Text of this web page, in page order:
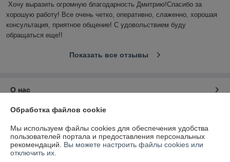
Хочу выразить огромную благодарность Дмитрию!Спасибо за
хорошую работу! Все очень четко, оперативно, слаженно, хорошая
консультация, приятное общение! С удовольствием буду
обращаться еще!!
Показать все отзывы
О нас
Контакты
Доставка и оплата
Обработка файлов cookie
Мы используем файлы cookies для обеспечения удобства
пользователей портала и предоставления персональных
рекомендаций. Вы можете настроить файлы cookies или
отключить их.